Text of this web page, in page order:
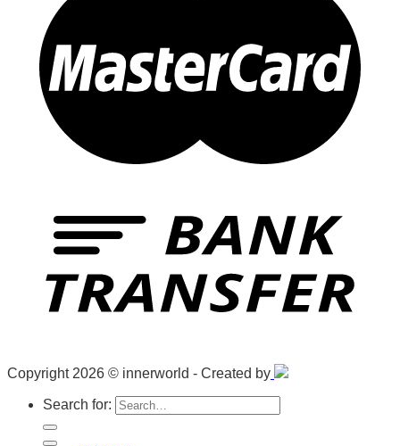
Copyright 2026 © innerworld - Created by
Search for: